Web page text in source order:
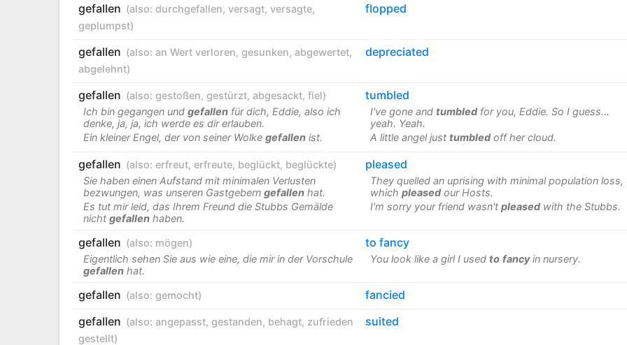
gefallen (also: durchgefallen, versagt, versagte,
geplumpst)
flopped
gefallen (also: an Wert verloren, gesunken, abgewertet,
abgelehnt)
depreciated
gefallen (also: gestoßen, gestürzt, abgesackt, fiel) tumbled
Ich bin gegangen und gefallenfür dich, Eddie, also ich
denke, ja, ja, ich werde es dir erlauben.
I've gone and tumbledfor you, Eddie. So I guess...
yeah. Yeah.
Ein kleiner Engel, der von seiner Wolke gefallenist. A little angel just tumbledoff her cloud.
gefallen (also: erfreut, erfreute, beglückt, beglückte) pleased
Sie haben einen Aufstand mit minimalen Verlusten
bezwungen, was unseren Gastgebern gefallenhat.
They quelled an uprising with minimal population loss,
which pleasedour Hosts.
Es tut mir leid, das Ihrem Freund die Stubbs Gemälde
nicht gefallenhaben.
I'm sorry your friend wasn't pleasedwith the Stubbs.
gefallen (also: mögen) to fancy
Eigentlich sehen Sie aus wie eine, die mir in der Vorschule
gefallenhat.
You look like a girl I used to fancyin nursery.
gefallen (also: gemocht)
fancied
gefallen (also: angepasst, gestanden, behagt, zufrieden
gestellt)
suited